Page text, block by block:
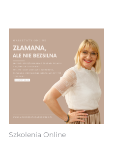
Szkolenia Online